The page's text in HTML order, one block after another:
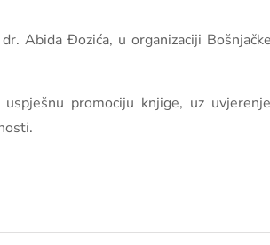
Abida Đozića, u organizaciji
promociju knjige, uz